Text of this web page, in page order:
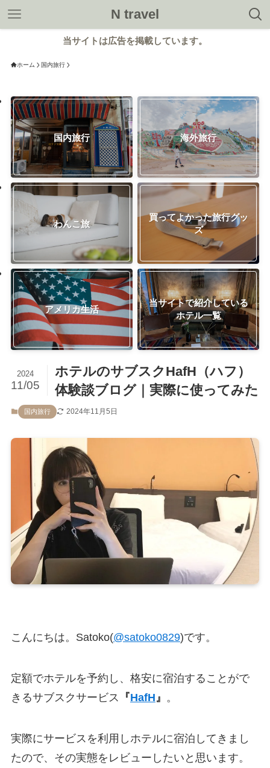
N travel
当サイトは広告を掲載しています。
ホーム 国内旅行
国内旅行 海外旅行
わんこ旅
買ってよかった旅行グッ
ズ
アメリカ生活
当サイトで紹介している
ホテル一覧
ホテルのサブスクHafH（ハフ）
体験談ブログ｜実際に使ってみた
2024
11/05
国内旅行 2024年11月5日
こんにちは。Satoko(@satoko0829)です。
定額でホテルを予約し、格安に宿泊することがで
きるサブスクサービス
『HafH 』 。
実際にサービスを利用しホテルに宿泊してきまし
たので、その実態をレビューしたいと思います。